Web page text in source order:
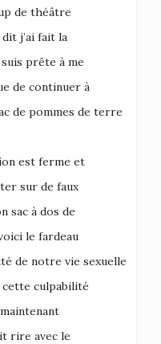
de théâtre
j’ai fait la
prête à me
de continuer à
de pommes de terre
est ferme et
sur de faux
sac à dos de
le fardeau
de notre vie sexuelle
cette culpabilité
rire avec le